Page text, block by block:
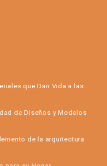
que Dan Vida a las
de Diseños y Modelos
de la arquitectura